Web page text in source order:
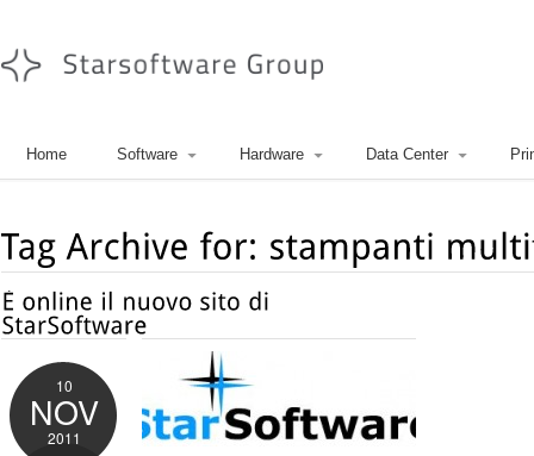
Home Software Hardware Data Center
10
NOV
2011